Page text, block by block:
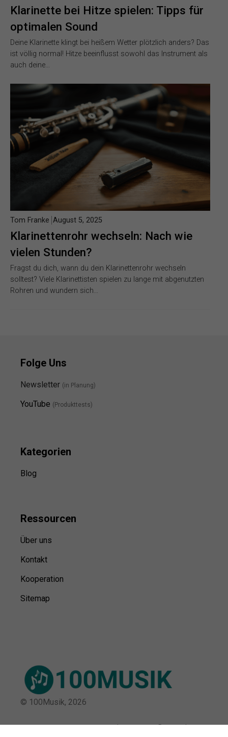
Klarinette bei Hitze spielen: Tipps für
optimalen Sound
Deine Klarinette klingt bei heißem Wetter plötzlich anders? Das
ist völlig normal! Hitze beeinflusst sowohl das Instrument als
auch deine…
Klarinettenrohr wechseln: Nach wie
vielen Stunden?
Tom Franke August 5, 2025
Fragst du dich, wann du dein Klarinettenrohr wechseln
solltest? Viele Klarinettisten spielen zu lange mit abgenutzten
Rohren und wundern sich…
Folge Uns
Newsletter (in Planung)
YouTube (Produkttests)
Kategorien
Blog
Ressourcen
Über uns
Kontakt
Kooperation
Sitemap
© 100Musik, 2026
Impressum Datenschutz